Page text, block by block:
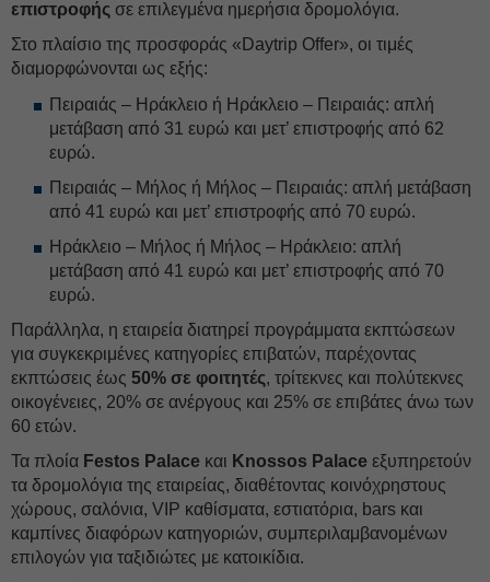
επιστροφής σε επιλεγμένα ημερήσια δρομολόγια.
Στο πλαίσιο της προσφοράς «Daytrip Offer», οι τιμές
διαμορφώνονται ως εξής:
Πειραιάς – Ηράκλειο ή Ηράκλειο – Πειραιάς: απλή
μετάβαση από 31 ευρώ και μετ’ επιστροφής από 62
ευρώ.
Πειραιάς – Μήλος ή Μήλος – Πειραιάς: απλή μετάβαση
από 41 ευρώ και μετ’ επιστροφής από 70 ευρώ.
Ηράκλειο – Μήλος ή Μήλος – Ηράκλειο: απλή
μετάβαση από 41 ευρώ και μετ’ επιστροφής από 70
ευρώ.
Παράλληλα, η εταιρεία διατηρεί προγράμματα εκπτώσεων
για συγκεκριμένες κατηγορίες επιβατών, παρέχοντας
εκπτώσεις έως 50% σε φοιτητές, τρίτεκνες και πολύτεκνες
οικογένειες, 20% σε ανέργους και 25% σε επιβάτες άνω των
60 ετών.
Τα πλοία Festos Palace και Knossos Palace εξυπηρετούν
τα δρομολόγια της εταιρείας, διαθέτοντας κοινόχρηστους
χώρους, σαλόνια, VIP καθίσματα, εστιατόρια, bars και
καμπίνες διαφόρων κατηγοριών, συμπεριλαμβανομένων
επιλογών για ταξιδιώτες με κατοικίδια.